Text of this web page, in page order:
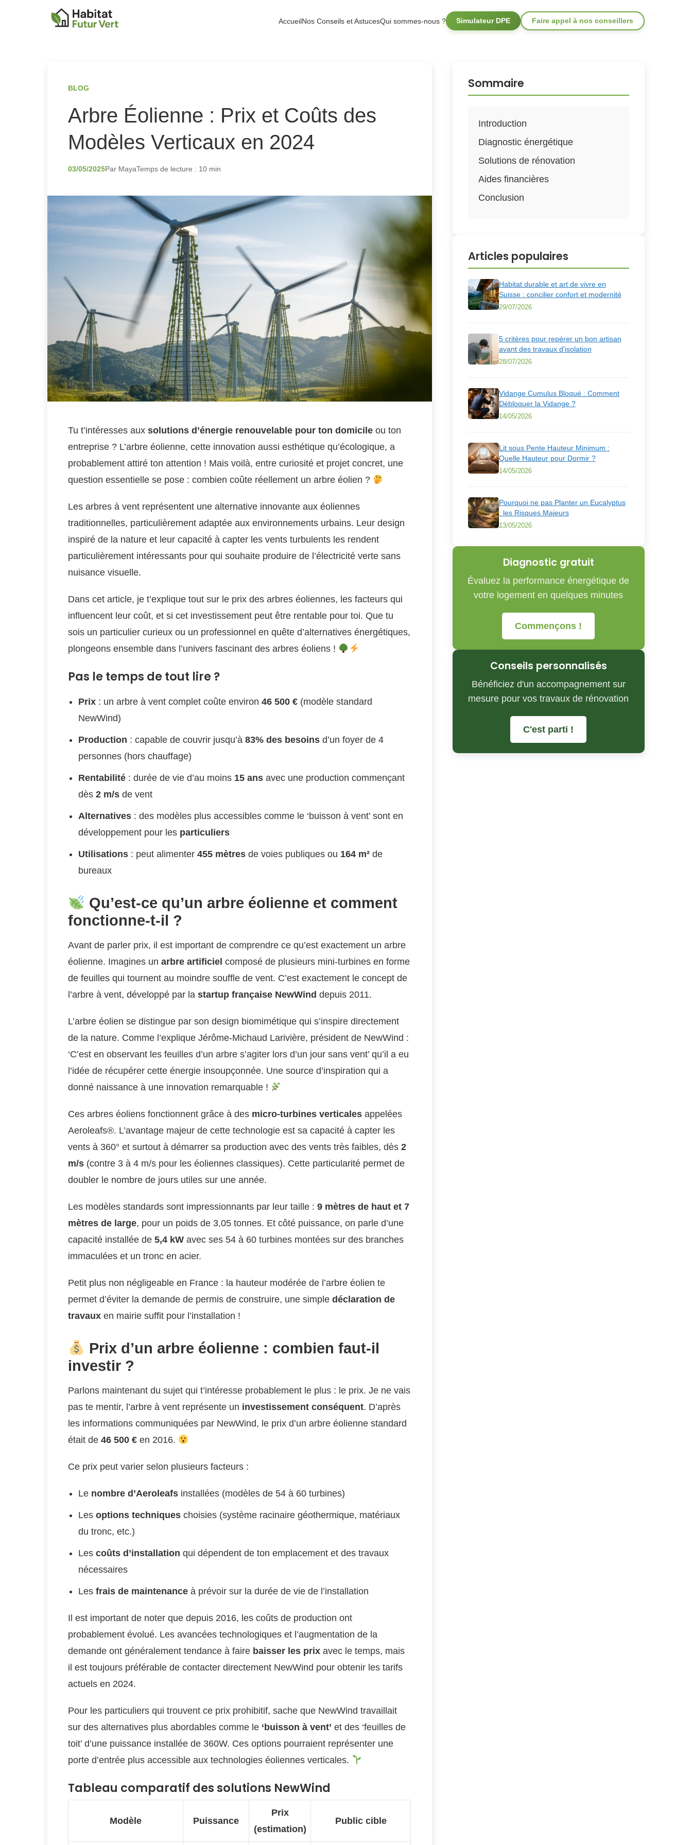
AccueilNos Conseils et AstucesQui sommes-nous ? Simulateur DPE Faire appel à nos conseillers
BLOG
Arbre Éolienne : Prix et Coûts des
Modèles Verticaux en 2024
03/05/2025Par MayaTemps de lecture : 10 min
Tu t’intéresses aux solutions d’énergie renouvelable pour ton domicile ou ton
entreprise ? L’arbre éolienne, cette innovation aussi esthétique qu’écologique, a
probablement attiré ton attention ! Mais voilà, entre curiosité et projet concret, une
question essentielle se pose : combien coûte réellement un arbre éolien ?
Les arbres à vent représentent une alternative innovante aux éoliennes
traditionnelles, particulièrement adaptée aux environnements urbains. Leur design
inspiré de la nature et leur capacité à capter les vents turbulents les rendent
particulièrement intéressants pour qui souhaite produire de l’électricité verte sans
nuisance visuelle.
Dans cet article, je t’explique tout sur le prix des arbres éoliennes, les facteurs qui
influencent leur coût, et si cet investissement peut être rentable pour toi. Que tu
sois un particulier curieux ou un professionnel en quête d’alternatives énergétiques,
plongeons ensemble dans l’univers fascinant des arbres éoliens !
Pas le temps de tout lire ?
Prix : un arbre à vent complet coûte environ 46 500 € (modèle standard
NewWind)
Production : capable de couvrir jusqu’à 83% des besoins d’un foyer de 4
personnes (hors chauffage)
Rentabilité : durée de vie d’au moins 15 ans avec une production commençant
dès 2 m/s de vent
Alternatives : des modèles plus accessibles comme le ‘buisson à vent’ sont en
développement pour les particuliers
Utilisations : peut alimenter 455 mètres de voies publiques ou 164 m² de
bureaux
Qu’est-ce qu’un arbre éolienne et comment
fonctionne-t-il ?
Avant de parler prix, il est important de comprendre ce qu’est exactement un arbre
éolienne. Imagines un arbre artificiel composé de plusieurs mini-turbines en forme
de feuilles qui tournent au moindre souffle de vent. C’est exactement le concept de
l’arbre à vent, développé par la startup française NewWind depuis 2011.
L’arbre éolien se distingue par son design biomimétique qui s’inspire directement
de la nature. Comme l’explique Jérôme-Michaud Larivière, président de NewWind :
‘C’est en observant les feuilles d’un arbre s’agiter lors d’un jour sans vent’ qu’il a eu
l’idée de récupérer cette énergie insoupçonnée. Une source d’inspiration qui a
donné naissance à une innovation remarquable !
Ces arbres éoliens fonctionnent grâce à des micro-turbines verticales appelées
Aeroleafs®. L’avantage majeur de cette technologie est sa capacité à capter les
vents à 360° et surtout à démarrer sa production avec des vents très faibles, dès 2
m/s (contre 3 à 4 m/s pour les éoliennes classiques). Cette particularité permet de
doubler le nombre de jours utiles sur une année.
Les modèles standards sont impressionnants par leur taille : 9 mètres de haut et 7
mètres de large, pour un poids de 3,05 tonnes. Et côté puissance, on parle d’une
capacité installée de 5,4 kW avec ses 54 à 60 turbines montées sur des branches
immaculées et un tronc en acier.
Petit plus non négligeable en France : la hauteur modérée de l’arbre éolien te
permet d’éviter la demande de permis de construire, une simple déclaration de
travaux en mairie suffit pour l’installation !
Prix d’un arbre éolienne : combien faut-il
investir ?
Parlons maintenant du sujet qui t’intéresse probablement le plus : le prix. Je ne vais
pas te mentir, l’arbre à vent représente un investissement conséquent. D’après
les informations communiquées par NewWind, le prix d’un arbre éolienne standard
était de 46 500 € en 2016.
Ce prix peut varier selon plusieurs facteurs :
Le nombre d’Aeroleafs installées (modèles de 54 à 60 turbines)
Les options techniques choisies (système racinaire géothermique, matériaux
du tronc, etc.)
Les coûts d’installation qui dépendent de ton emplacement et des travaux
nécessaires
Les frais de maintenance à prévoir sur la durée de vie de l’installation
Il est important de noter que depuis 2016, les coûts de production ont
probablement évolué. Les avancées technologiques et l’augmentation de la
demande ont généralement tendance à faire baisser les prix avec le temps, mais
il est toujours préférable de contacter directement NewWind pour obtenir les tarifs
actuels en 2024.
Pour les particuliers qui trouvent ce prix prohibitif, sache que NewWind travaillait
sur des alternatives plus abordables comme le ‘buisson à vent’ et des ‘feuilles de
toit’ d’une puissance installée de 360W. Ces options pourraient représenter une
porte d’entrée plus accessible aux technologies éoliennes verticales.
Tableau comparatif des solutions NewWind
Modèle Puissance
Prix
(estimation)
Public cible
Sommaire
Introduction
Diagnostic énergétique
Solutions de rénovation
Aides financières
Conclusion
Articles populaires
Habitat durable et art de vivre en
Suisse : concilier confort et modernité
29/07/2026
5 critères pour repérer un bon artisan
avant des travaux d'isolation
28/07/2026
Vidange Cumulus Bloqué : Comment
Débloquer la Vidange ?
14/05/2026
Lit sous Pente Hauteur Minimum :
Quelle Hauteur pour Dormir ?
14/05/2026
Pourquoi ne pas Planter un Eucalyptus
: les Risques Majeurs
13/05/2026
Diagnostic gratuit
Évaluez la performance énergétique de
votre logement en quelques minutes
Commençons !
Conseils personnalisés
Bénéficiez d'un accompagnement sur
mesure pour vos travaux de rénovation
C'est parti !